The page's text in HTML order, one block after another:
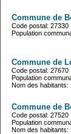
Commune de
Code postal: 27330
Population
Commune de
Code postal: 27670
Population
Nom des habitants:
Commune de
Code postal: 27520
Population
Nom des habitants: